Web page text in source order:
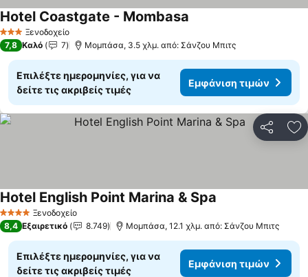
3 ΑστέριαΞενοδοχείο
Hotel Coastgate - Mombasa
7,8 Καλό 7 Μομπάσα, 3.5 χλμ. από: Σάνζου Μπιτς
Επιλέξτε ημερομηνίες, για να
δείτε τις ακριβείς τιμές
Εμφάνιση τιμών
4 ΑστέριαΞενοδοχείο
Hotel English Point Marina & Spa
8,4 Εξαιρετικό 8.749 Μομπάσα, 12.1 χλμ. από: Σάνζου Μπιτς
Επιλέξτε ημερομηνίες, για να
δείτε τις ακριβείς τιμές
Εμφάνιση τιμών